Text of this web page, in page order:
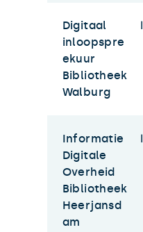
Digitaal
inloopspre
ekuur
Bibliotheek
Walburg
Informatie
Digitale
Overheid
Bibliotheek
Heerjansd
am